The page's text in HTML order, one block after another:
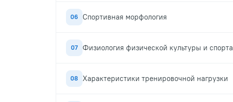
06 Спортивная морфология
07 Физиология физической культуры и спорта
08 Характеристики тренировочной нагрузки